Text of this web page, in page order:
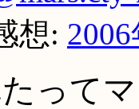
想:
って